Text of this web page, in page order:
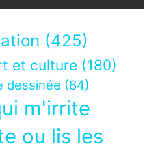
(425)
et culture (180)
dessinée (84)
m'irrite
ou lis les